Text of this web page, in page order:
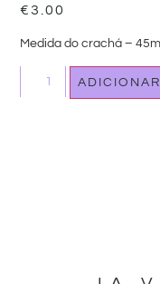
€3.00
Medida do crachá –
ADICIONAR